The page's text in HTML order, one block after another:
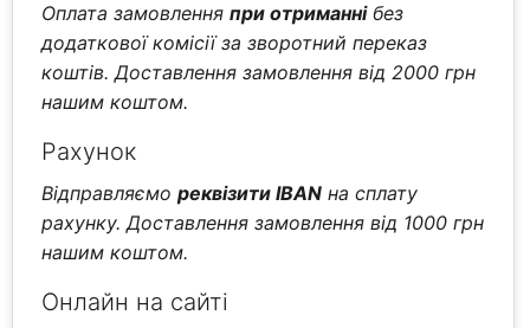
Оплата замовленняпри отриманнібез
додаткової комісії за зворотний переказ
коштів. Доставлення замовлення від 2000 грн
нашим коштом.
Рахунок
Відправляємореквізити IBAN на сплату
рахунку. Доставлення замовлення від 1000 грн
нашим коштом.
Онлайн на сайті